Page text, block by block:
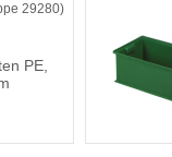
29280)
PE,